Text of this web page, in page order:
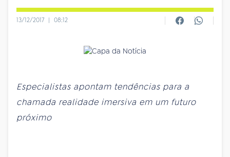
13/12/2017 | 08:12
Especialistas apontam tendências para a
chamada realidade imersiva em um futuro
próximo